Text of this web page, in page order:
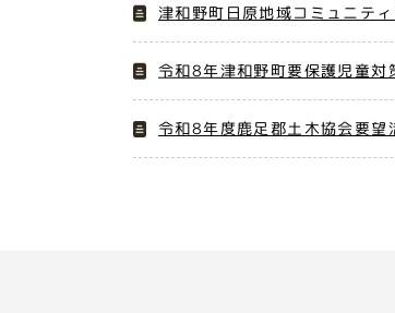
津和野町日原地域コミュニテ
令和8年津和野町要保護児童対
令和8年度鹿足郡土木協会要望